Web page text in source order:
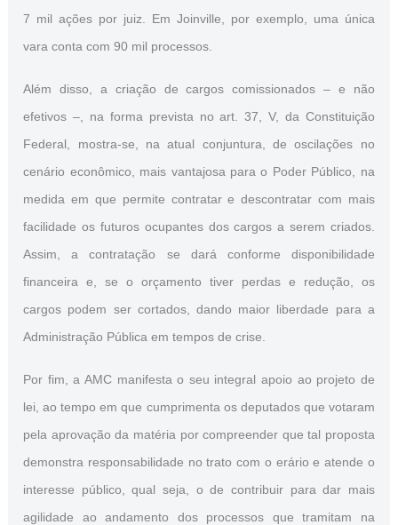
7 mil ações por juiz. Em Joinville, por exemplo, uma única
vara conta com 90 mil processos.
Além disso, a criação de cargos comissionados – e não
efetivos –, na forma prevista no art. 37, V, da Constituição
Federal, mostra-se, na atual conjuntura, de oscilações no
cenário econômico, mais vantajosa para o Poder Público, na
medida em que permite contratar e descontratar com mais
facilidade os futuros ocupantes dos cargos a serem criados.
Assim, a contratação se dará conforme disponibilidade
financeira e, se o orçamento tiver perdas e redução, os
cargos podem ser cortados, dando maior liberdade para a
Administração Pública em tempos de crise.
Por fim, a AMC manifesta o seu integral apoio ao projeto de
lei, ao tempo em que cumprimenta os deputados que votaram
pela aprovação da matéria por compreender que tal proposta
demonstra responsabilidade no trato com o erário e atende o
interesse público, qual seja, o de contribuir para dar mais
agilidade ao andamento dos processos que tramitam na